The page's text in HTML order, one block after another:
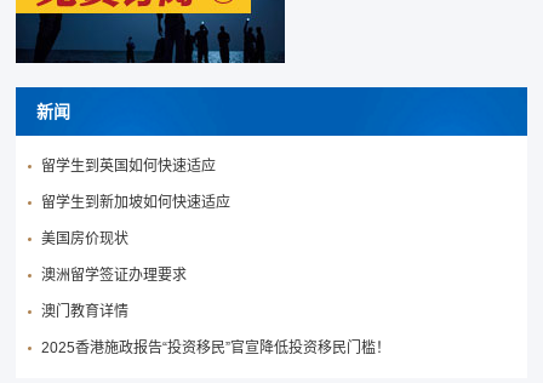
新闻
留学生到英国如何快速适应
留学生到新加坡如何快速适应
美国房价现状
澳洲留学签证办理要求
澳门教育详情
2025香港施政报告“投资移民”官宣降低投资移民门槛！